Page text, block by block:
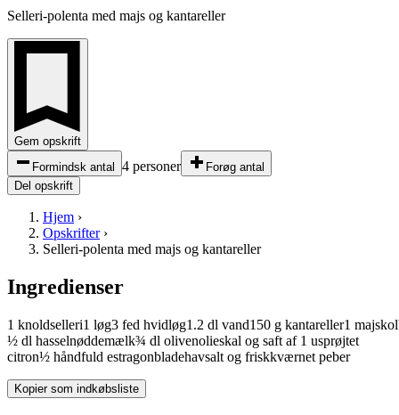
Selleri-polenta med majs og kantareller
Gem opskrift
Formindsk antal
4 personer
Forøg antal
Del opskrift
Hjem ›
Opskrifter›
Selleri-polenta med majs og kantareller
Ingredienser
1 knoldselleri1 løg3 fed hvidløg1.2 dl vand150 g kantareller1
½ dl hasselnøddemælk¾ dl olivenolieskal og saft af 1 usprøjtet
citron½ håndfuld estragonbladehavsalt og friskkværnet peber
Kopier som indkøbsliste